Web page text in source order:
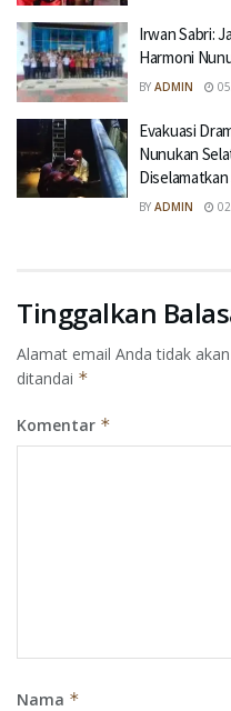
Irwan Sabri:
Harmoni
BY ADMIN
Evakuasi
Nunukan
BY ADMIN
Tinggalkan
Alamat email Anda tidak
ditandai *
Komentar *
Nama *